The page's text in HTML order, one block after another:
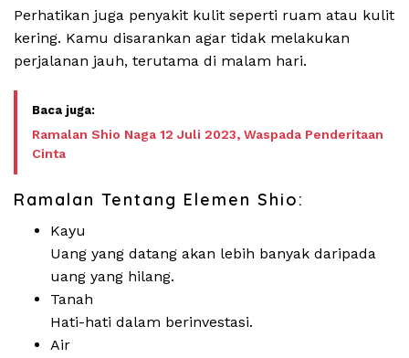
Perhatikan juga penyakit kulit seperti ruam atau kulit
kering. Kamu disarankan agar tidak melakukan
perjalanan jauh, terutama di malam hari.
Ramalan Shio Naga 12 Juli 2023, Waspada Penderitaan
Cinta
Ramalan Tentang Elemen Shio:
Kayu
Uang yang datang akan lebih banyak daripada
uang yang hilang.
Tanah
Hati-hati dalam berinvestasi.
Air